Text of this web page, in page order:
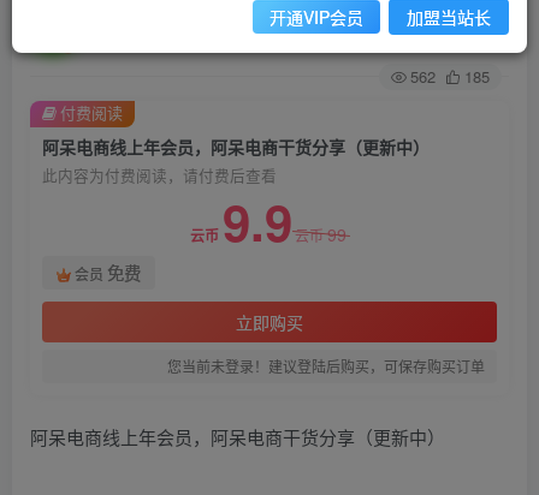
关注 私信
562 185
阿呆电商线上年会员，阿呆电商干货分享（更新中）
此内容为付费阅读，请付费后查看
云币 9.9云币99
会员 免费
立即购买
您当前未登录！建议登陆后购买，可保存购买订单
付费阅读
阿呆电商线上年会员，阿呆电商干货分享（更新中）
开通VIP会员 加盟当站长